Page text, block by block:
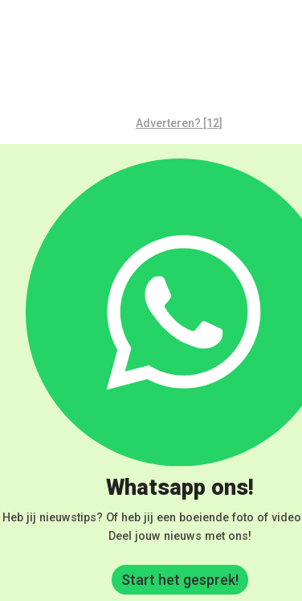
Adverteren? [12]
Whatsapp ons!
Heb jij nieuwstips? Of heb jij een boeiende foto of
Deel jouw nieuws met ons!
Start het gesprek!